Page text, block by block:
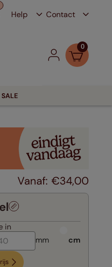
Help Contact
0
SALE
€34,00
in
mm
cm